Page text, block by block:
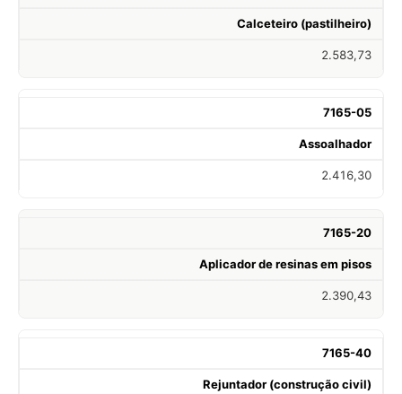
Calceteiro (pastilheiro)
2.583,73
7165-05
Assoalhador
2.416,30
7165-20
Aplicador de resinas em pisos
2.390,43
7165-40
Rejuntador (construção civil)